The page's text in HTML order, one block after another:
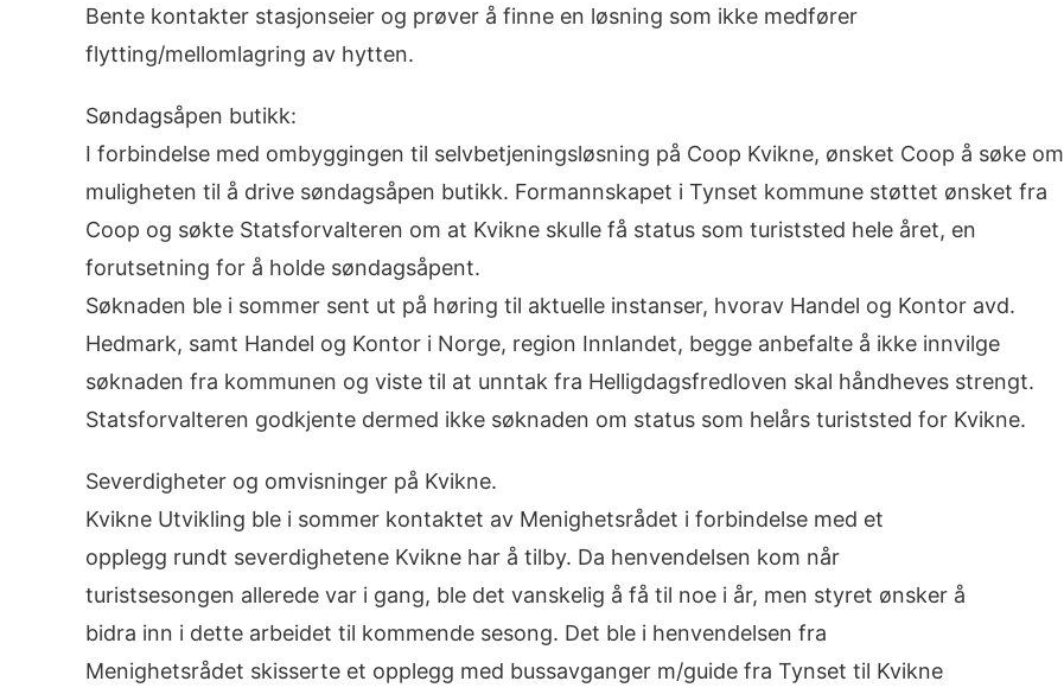
Bente kontakter stasjonseier og prøver å finne en løsning som ikke medfører
flytting/mellomlagring av hytten.
Søndagsåpen butikk:
I forbindelse med ombyggingen til selvbetjeningsløsning på Coop Kvikne, ønsket Coop å søke om
muligheten til å drive søndagsåpen butikk. Formannskapet i Tynset kommune støttet ønsket fra
Coop og søkte Statsforvalteren om at Kvikne skulle få status som turiststed hele året, en
forutsetning for å holde søndagsåpent.
Søknaden ble i sommer sent ut på høring til aktuelle instanser, hvorav Handel og Kontor avd.
Hedmark, samt Handel og Kontor i Norge, region Innlandet, begge anbefalte å ikke innvilge
søknaden fra kommunen og viste til at unntak fra Helligdagsfredloven skal håndheves strengt.
Statsforvalteren godkjente dermed ikke søknaden om status som helårs turiststed for Kvikne.
Severdigheter og omvisninger på Kvikne.
Kvikne Utvikling ble i sommer kontaktet av Menighetsrådet i forbindelse med et
opplegg rundt severdighetene Kvikne har å tilby. Da henvendelsen kom når
turistsesongen allerede var i gang, ble det vanskelig å få til noe i år, men styret ønsker å
bidra inn i dette arbeidet til kommende sesong. Det ble i henvendelsen fra
Menighetsrådet skisserte et opplegg med bussavganger m/guide fra Tynset til Kvikne